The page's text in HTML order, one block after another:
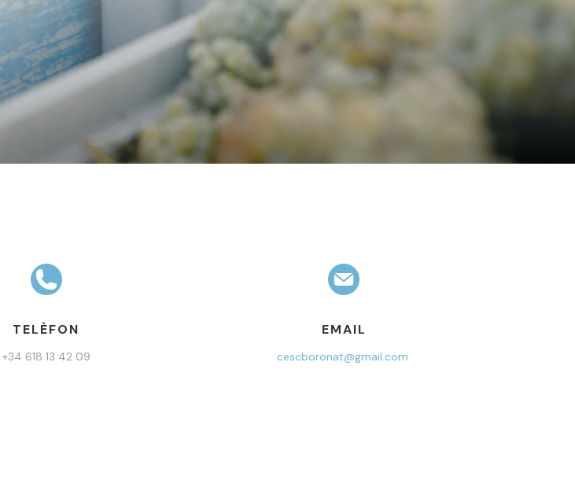
TELÈFON
+34 618 13 42 09
EMAIL
cescboronat@gmail.com